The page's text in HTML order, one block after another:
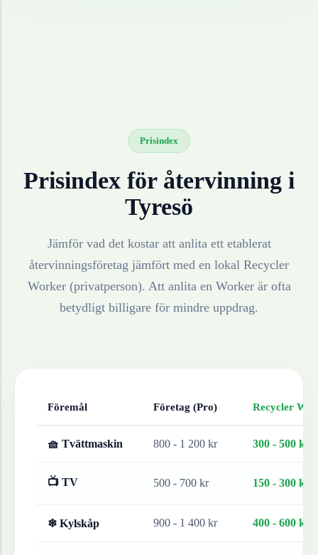
Prisindex
Prisindex för återvinning i
Tyresö
Jämför vad det kostar att anlita ett etablerat
återvinningsföretag jämfört med en lokal Recycler
Worker (privatperson). Att anlita en Worker är ofta
betydligt billigare för mindre uppdrag.
Föremål Företag (Pro) Recycler
🧺 Tvättmaskin 800 - 1 200 kr 300 - 500 kr
📺 TV 500 - 700 kr 150 - 300 kr
❄ Kylskåp 900 - 1 400 kr 400 - 600 kr